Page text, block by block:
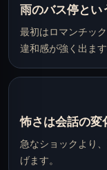
雨のバス停とい
最初はロマンチッ
違和感が強く出ます
怖さは会話の変
急なショックより
げます。